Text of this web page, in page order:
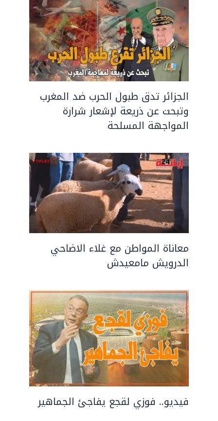
الجزائر تدق طبول الحرب ضد المغرب
وتبحت عن ذريعة لإشعار شرارة
المواجهة المسلحة
معاناة المواطن مع غلاء الاضاحي
الدرويش مامعيدش
فيديو.. فوزي لقجع يفاجئ الجماهير